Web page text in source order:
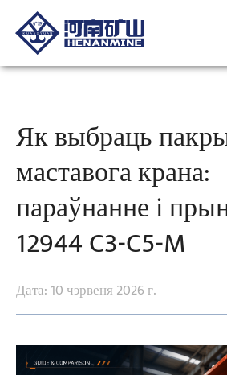
Як выбраць
маставога крана:
параўнанне і
12944 C3-C5-M
Дата: 10 чэрвеня 2026 г.